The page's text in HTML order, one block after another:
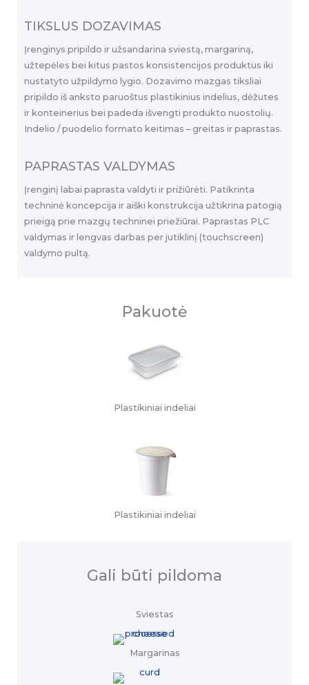
TIKSLUS DOZAVIMAS
Įrenginys pripildo ir užsandarina sviestą, margariną,
užtepėles bei kitus pastos konsistencijos produktus iki
nustatyto užpildymo lygio. Dozavimo mazgas tiksliai
pripildo iš anksto paruoštus plastikinius indelius, dėžutes
ir konteinerius bei padeda išvengti produkto nuostolių.
Indelio / puodelio formato keitimas – greitas ir paprastas.
PAPRASTAS VALDYMAS
Įrenginį labai paprasta valdyti ir prižiūrėti. Patikrinta
techninė koncepcija ir aiški konstrukcija užtikrina patogią
prieigą prie mazgų techninei priežiūrai. Paprastas PLC
valdymas ir lengvas darbas per jutiklinį (touchscreen)
valdymo pultą.
Pakuotė
Plastikiniai indeliai
Plastikiniai indeliai
Gali būti pildoma
Sviestas
Margarinas